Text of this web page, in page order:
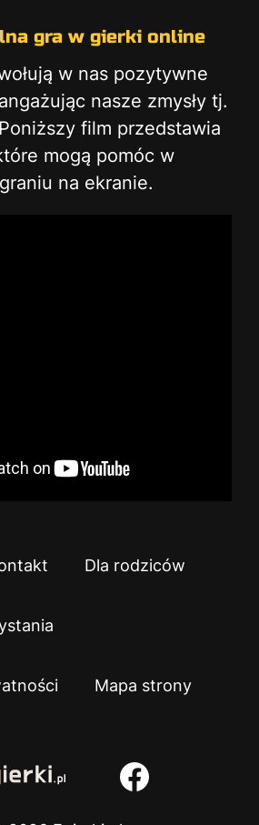
gra w gierki online
w nas pozytywne
nasze zmysły tj.
film przedstawia
mogą pomóc w
na ekranie.
Dla rodziców
Mapa strony